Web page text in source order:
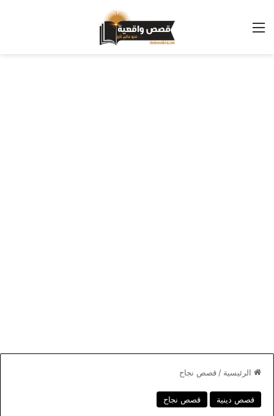
القائمة
الرئيسية / قصص نجاح
قصص دينية قصص نجاح